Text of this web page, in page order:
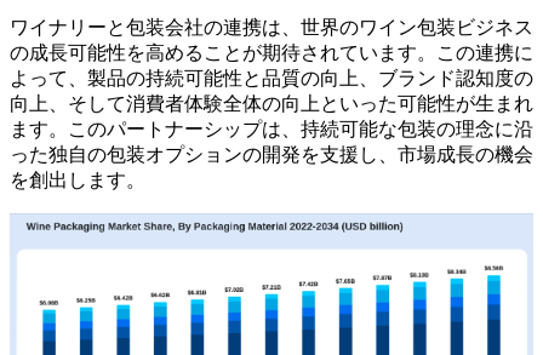
ワイナリーと包装会社の連携は、世界のワイン包装ビジネス
の成長可能性を高めることが期待されています。この連携に
よって、製品の持続可能性と品質の向上、ブランド認知度の
向上、そして消費者体験全体の向上といった可能性が生まれ
ます。このパートナーシップは、持続可能な包装の理念に沿
った独自の包装オプションの開発を支援し、市場成長の機会
を創出します。